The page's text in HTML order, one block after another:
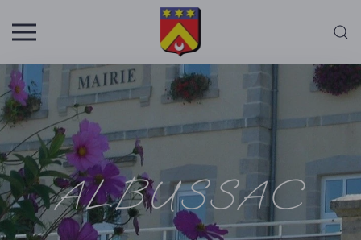
Skip to main content
ALBUSSAC